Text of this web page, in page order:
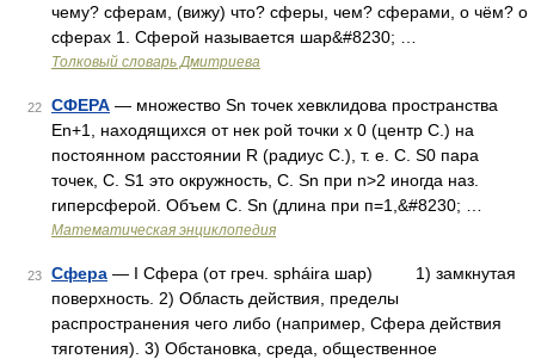
чему? сферам, (вижу) что? сферы, чем? сферами, о чём? о
сферах 1. Сферой называется шар&#8230; …
Толковый словарь Дмитриева
22 СФЕРА — множество Sn точек хевклидова пространства
En+1, находящихся от нек рой точки х 0 (центр С.) на
постоянном расстоянии R (радиус С.), т. е. С. S0 пара
точек, С. S1 это окружность, С. Sn при n>2 иногда наз.
гиперсферой. Объем С. Sn (длина при п=1,&#8230; …
Математическая энциклопедия
23 Сфера — I Сфера (от греч. spháira шар) 1) замкнутая
поверхность. 2) Область действия, пределы
распространения чего либо (например, Сфера действия
тяготения). 3) Обстановка, среда, общественное